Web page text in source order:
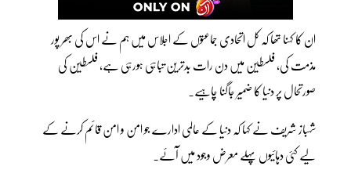
ان کا کہنا تھا کہ کل اتحادی جماعتوں کے اجلاس میں ہم نے اس کی بھر پور
مذمت کی، فلسطین میں دن رات بدترین تباہی ہورہی ہے، فلسطین کی
صورتحال پر دنیا کا ضمیر جاگنا چاہیے۔
شہباز شریف نے کہا کہ دنیا کے عالمی ادارے جو امن و امن قائم کرنے کے
لیے کئی دہائیوں پہلے معرض وجود میں آئے۔